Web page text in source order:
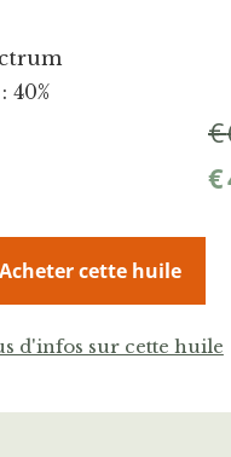
40%
€
€
Acheter cette huile
d'infos sur cette huile